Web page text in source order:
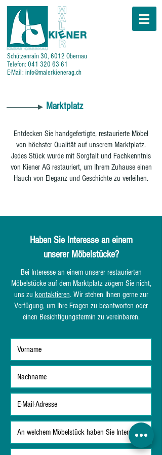
Schützenrain 30, 6012 Obernau
Telefon: 041 320 63 61
E-Mail: info@malerkienerag.ch
Marktplatz
Entdecken Sie handgefertigte, restaurierte Möbel
von höchster Qualität auf unserem Marktplatz.
Jedes Stück wurde mit Sorgfalt und Fachkenntnis
von Kiener AG restauriert, um Ihrem Zuhause einen
Hauch von Eleganz und Geschichte zu verleihen.
Haben Sie Interesse an einem
unserer Möbelstücke?
Bei Interesse an einem unserer restaurierten
Möbelstücke auf dem Marktplatz zögern Sie nicht,
uns zu kontaktieren. Wir stehen Ihnen gerne zur
Verfügung, um Ihre Fragen zu beantworten oder
einen Besichtigungstermin zu vereinbaren.